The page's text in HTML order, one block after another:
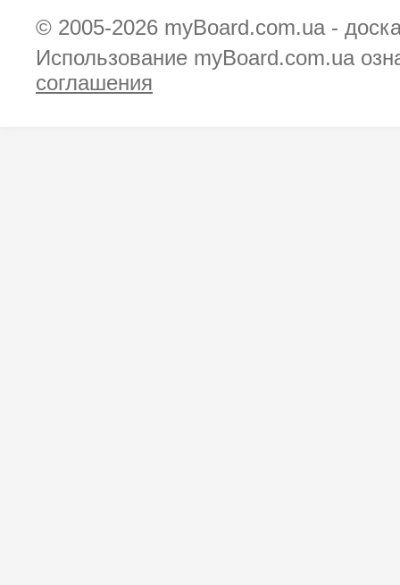
© 2005-2026 myBoard.com.ua -
Использование myBoard.com.ua
соглашения